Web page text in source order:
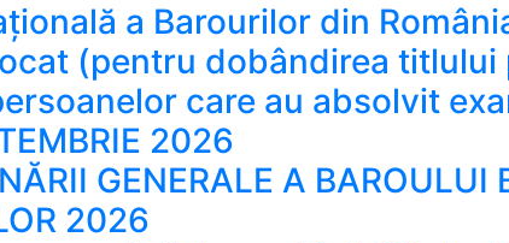
a Barourilor din
(pentru dobândirea
care au absolvit
2026
GENERALE A BAROULUI
2026